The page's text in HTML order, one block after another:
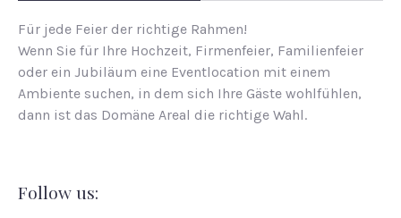
Für jede Feier der richtige Rahmen!
Wenn Sie für Ihre Hochzeit, Firmenfeier, Familienfeier
oder ein Jubiläum eine Eventlocation mit einem
Ambiente suchen, in dem sich Ihre Gäste wohlfühlen,
dann ist das Domäne Areal die richtige Wahl.
Follow us: